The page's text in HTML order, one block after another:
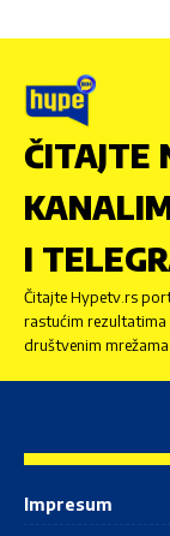
ČITAJTE
I
Čitajte Hypetv.rs
rastućim rezultatima
društvenim
Impresum